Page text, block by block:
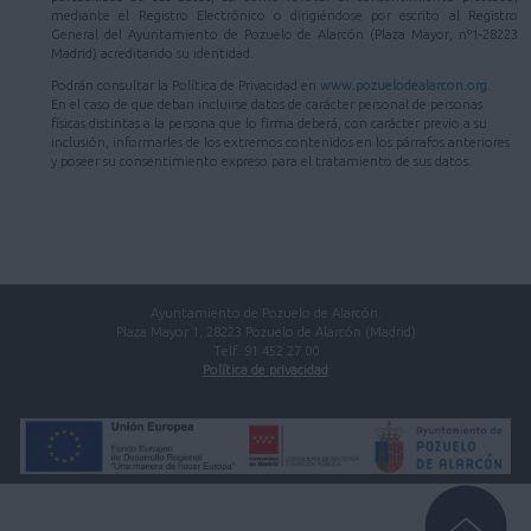
mediante el Registro Electrónico o dirigiéndose por escrito al Registro
General del Ayuntamiento de Pozuelo de Alarcón (Plaza Mayor, nº1-28223
Madrid) acreditando su identidad.
Podrán consultar la Política de Privacidad en www.pozuelodealarcon.org
En el caso de que deban incluirse datos de carácter personal de personas
físicas distintas a la persona que lo firma deberá, con carácter previo a su
inclusión, informarles de los extremos contenidos en los párrafos anteriores
y poseer su consentimiento expreso para el tratamiento de sus datos.
Ayuntamiento de Pozuelo de Alarcón.
Plaza Mayor 1, 28223 Pozuelo de Alarcón (Madrid)
Telf. 91 452 27 00
Política de privacidad